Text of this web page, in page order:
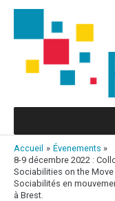
Aller
contenu
Accueil
Évenements
8-9 décembre 2022 :
Sociabilities on the
Sociabilités en
à Brest.